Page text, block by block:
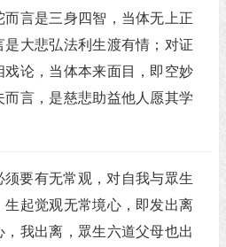
而言是三身四智，当体无上正
大悲弘法利生渡有情；对证
论，当体本来面目，即空妙
言，是慈悲助益他人愿其学
须要有无常观，对自我与眾生
生起觉观无常境心，即发出离
我出离，眾生六道父母也出